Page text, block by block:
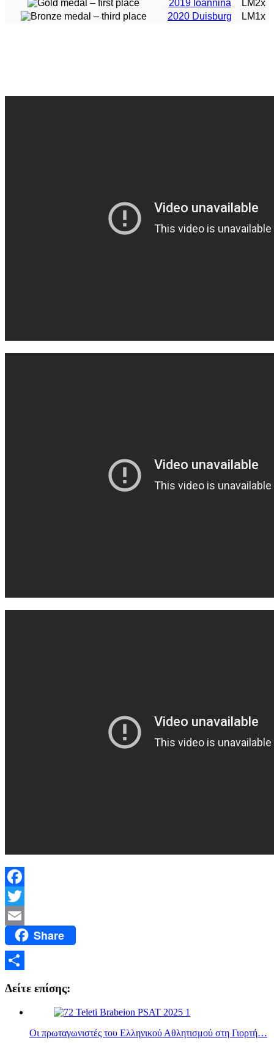
2019 Ioannina
LM2x
2020 Duisburg
LM1x
Facebook
Twitter
Email Share
Δείτε επίσης:
Οι πρωταγωνιστές του Ελληνικού Αθλητισμού στη Γιορτή…